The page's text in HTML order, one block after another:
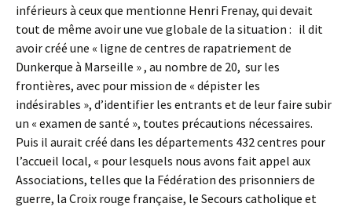
inférieurs à ceux que mentionne Henri Frenay, qui devait
tout de même avoir une vue globale de la situation : il dit
avoir créé une « ligne de centres de rapatriement de
Dunkerque à Marseille » , au nombre de 20, sur les
frontières, avec pour mission de « dépister les
indésirables », d’identifier les entrants et de leur faire subir
un « examen de santé », toutes précautions nécessaires.
Puis il aurait créé dans les départements 432 centres pour
l’accueil local, « pour lesquels nous avons fait appel aux
Associations, telles que la Fédération des prisonniers de
guerre, la Croix rouge française, le Secours catholique et